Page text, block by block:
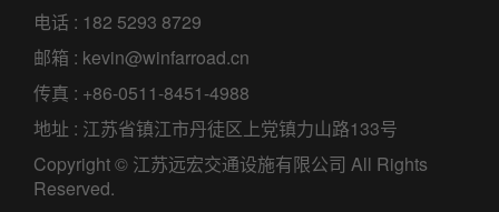
电话 : 182 5293 8729
邮箱 : kevin@winfarroad.cn
传真 : +86-0511-8451-4988
地址 : 江苏省镇江市丹徒区上党镇力山路133号
Copyright © 江苏远宏交通设施有限公司 All Rights
Reserved.